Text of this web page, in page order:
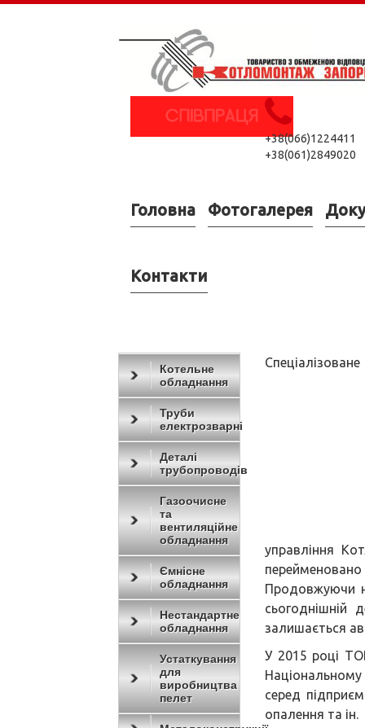
+38(066)1224411
+38(061)2849020
Головна Фотогалерея
Контакти
Котельне
обладнання
Труби
електрозварні
Деталі
трубопроводів
Газоочисне
та
вентиляційне
обладнання
Ємнісне
обладнання
Нестандартне
обладнання
Устаткування
для
виробництва
пелет
Спеціалізоване
управління
Продовжуючи
сьогоднішній
залишається
У 2015 році
Національному
серед
опалення та ін.